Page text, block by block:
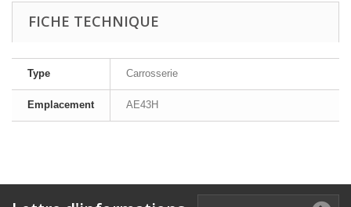
FICHE TECHNIQUE
Type Carrosserie
Emplacement AE43H